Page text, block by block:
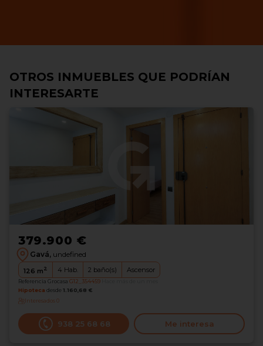
OTROS INMUEBLES QUE PODRÍAN
INTERESARTE
379.900 €
Gavá, undefined
126 m2 4 Hab. 2 baño(s) Ascensor
Referencia Grocasa G12_354459
Hipoteca desde 1.160,68 €
Interesados0
938 25 68 68 Me interesa